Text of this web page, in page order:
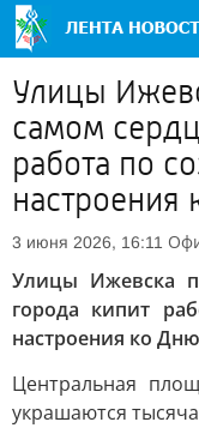
Улицы
самом
работа по
настроения
3 июня 2026, 16:11
Улицы Ижевска
города кипит
настроения ко
Центральная
украшаются